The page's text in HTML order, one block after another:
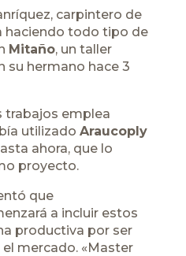
carpintero de
haciendo todo tipo de
Mitaño, un taller
su hermano hace 3
trabajos emplea
utilizado Araucoply
ahora, que lo
proyecto.
que
a incluir estos
productiva por ser
mercado. «Master